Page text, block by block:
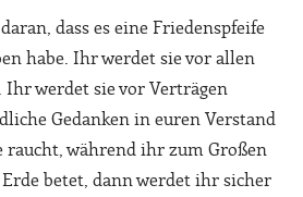
dass es eine Friedenspfeife
habe. Ihr werdet sie vor allen
werdet sie vor Verträgen
Gedanken in euren Verstand
raucht, während ihr zum Großen
betet, dann werdet ihr sicher